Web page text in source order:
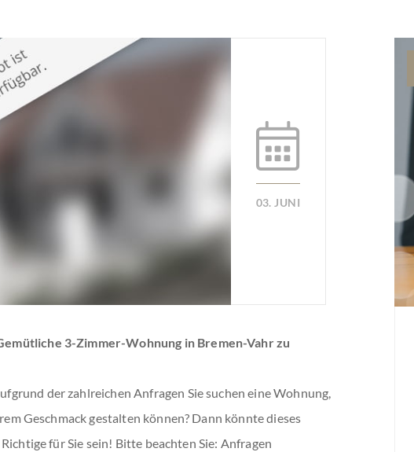
03. JUNI
3-Zimmer-Wohnung in Bremen-Vahr zu
der zahlreichen Anfragen Sie suchen eine Wohnung,
Geschmack gestalten können? Dann könnte dieses
für Sie sein! Bitte beachten Sie: Anfragen